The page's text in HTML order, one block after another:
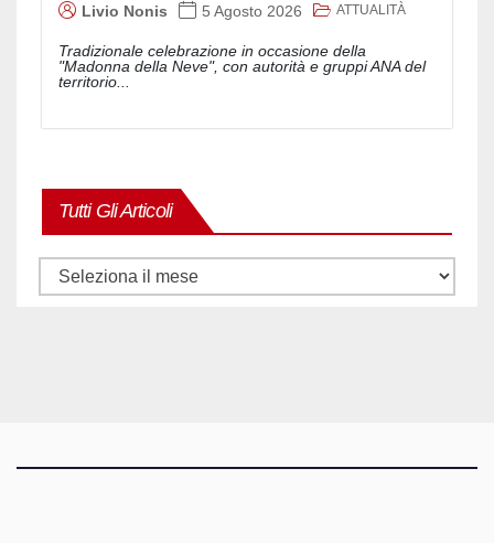
Livio Nonis 5 Agosto 2026 ATTUALITÀ
Tradizionale celebrazione in occasione della
"Madonna della Neve", con autorità e gruppi ANA del
territorio...
Tutti Gli Articoli
Tutti